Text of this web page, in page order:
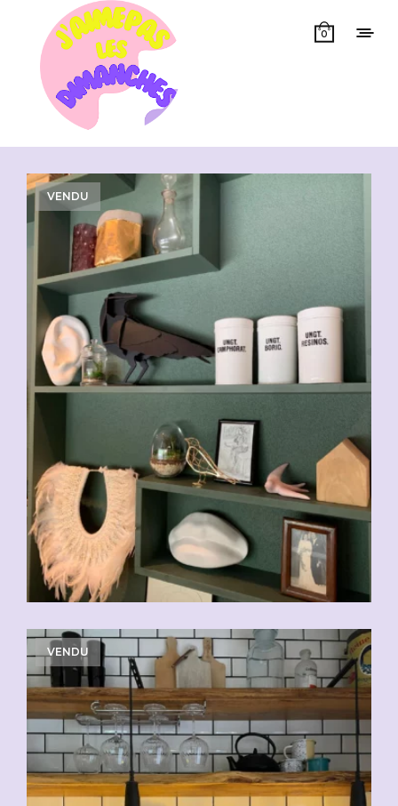
0
Showing all 18 results
VENDU
VENDU